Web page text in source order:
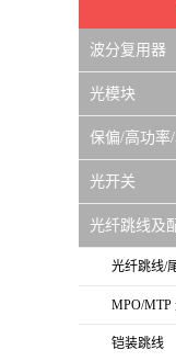
波分复用器
光模块
保偏/高功率
光开关
光纤跳线及
光纤跳线/
MPO/MTP
铠装跳线